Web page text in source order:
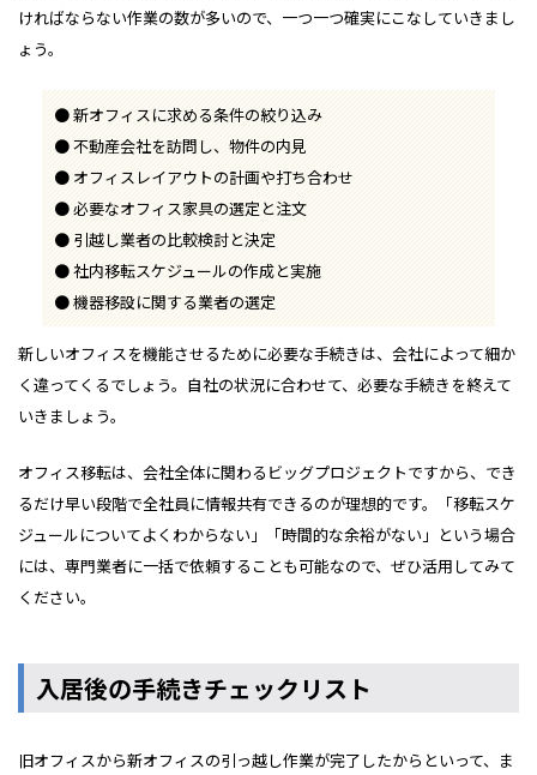
ければならない作業の数が多いので、一つ一つ確実にこなしていきまし
ょう。
新オフィスに求める条件の絞り込み
不動産会社を訪問し、物件の内見
オフィスレイアウトの計画や打ち合わせ
必要なオフィス家具の選定と注文
引越し業者の比較検討と決定
社内移転スケジュールの作成と実施
機器移設に関する業者の選定
新しいオフィスを機能させるために必要な手続きは、会社によって細か
く違ってくるでしょう。自社の状況に合わせて、必要な手続きを終えて
いきましょう。
オフィス移転は、会社全体に関わるビッグプロジェクトですから、でき
るだけ早い段階で全社員に情報共有できるのが理想的です。「移転スケ
ジュールについてよくわからない」「時間的な余裕がない」という場合
には、専門業者に一括で依頼することも可能なので、ぜひ活用してみて
ください。
入居後の手続きチェックリスト
旧オフィスから新オフィスの引っ越し作業が完了したからといって、ま